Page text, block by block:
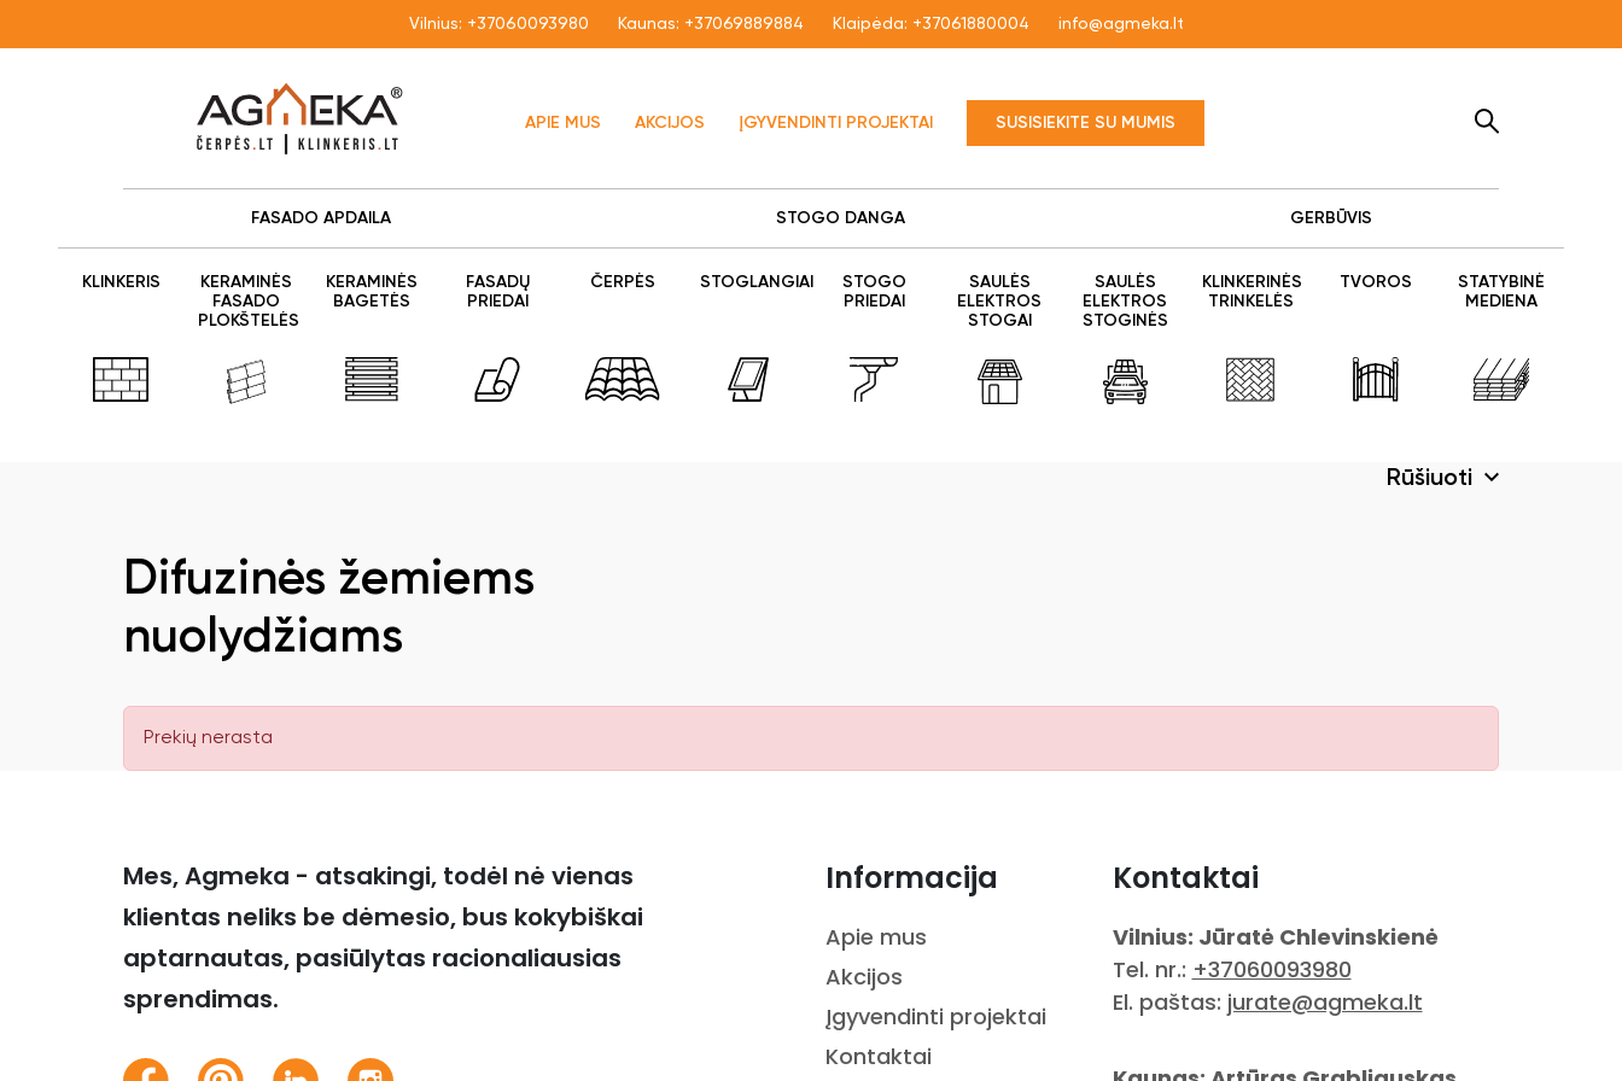
Vilnius: +37060093980 Kaunas: +37069889884 Klaipėda: +37061880004 info@agmeka.lt
APIE MUS AKCIJOS ĮGYVENDINTI PROJEKTAI SUSISIEKITE SU MUMIS
FASADO APDAILA STOGO DANGA GERBŪVIS
KLINKERIS
KERAMINĖS
FASADO
PLOKŠTELĖS
KERAMINĖS
BAGETĖS
FASADŲ
PRIEDAI
ČERPĖS STOGLANGIAI
STOGO
PRIEDAI
SAULĖS
ELEKTROS
STOGAI
SAULĖS
ELEKTROS
STOGINĖS
KLINKERINĖS
TRINKELĖS
TVOROS
STATYBINĖ
MEDIENA
Rūšiuoti
Difuzinės žemiems
nuolydžiams
Prekių nerasta
Mes, Agmeka - atsakingi, todėl nė vienas
klientas neliks be dėmesio, bus kokybiškai
aptarnautas, pasiūlytas racionaliausias
sprendimas.
Informacija
Apie mus
Akcijos
Įgyvendinti projektai
Kontaktai
Kontaktai
Vilnius: Jūratė Chlevinskienė
Tel. nr.: +37060093980
El. paštas: jurate@agmeka.lt